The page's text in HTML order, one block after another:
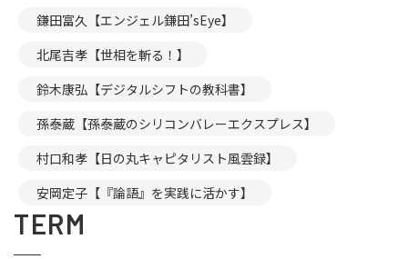
鎌田富久【エンジェル鎌田’sEye】
北尾吉孝【世相を斬る！】
鈴木康弘【デジタルシフトの教科書】
孫泰蔵【孫泰蔵のシリコンバレーエクスプレス】
村口和孝【日の丸キャピタリスト風雲録】
安岡定子【『論語』を実践に活かす】
TERM